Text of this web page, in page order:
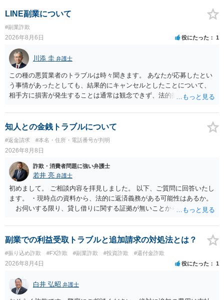
LINE副業について
#副業詐欺
2026年8月6日 役にたった 1
川添 圭 弁護士
この種の悪質業者のトラブルは時々聞きます。 あなたが応募したとい
う事情があったとしても、結果的にキャンセルとしたことについて、
相手方に損害が発生することは通常は観念できず、法的措置を採って
ず、最寄りの消費生活センターへ相談し、連絡を無視してよいかどう
かのアドバイスを受けられることをお勧めします。しつこいようであ
れば、弁護士へ依頼して警告してもらうことも必要になるかもしれま
せん。
知人との金銭トラブルについて
#返金請求 #本名・住所・電話番号が判明
2026年8月8日
詐欺・消費者問題に強い弁護士
若井 亮 弁護士
初めまして。 ご相談内容を拝見しました。 以下、ご質問に回答いたし
ます。 ・現時点の資料から、法的に返済義務がある可能性はあるか。
お伺いする限り、貸し借りに関する証拠が無いことから、相手方が
主張や現在の資料を踏まえ、今後どのように対応するのが適切か。
贈与か消費貸借かの争いにおいては、様々な圧力をかけて回収をしよ
うとするケースも散見されます。 ご自身での対応に窮するようであ
れば、代理人を立てることもご検討ください。 ・相手へ送る回答文に
ついてアドバイスをいただけるか。 具体的な回答内容については、
一般的に無料法律相談での対応外になろうかと思います。 法律事務
所にご連絡いただき、対応の可否や費用をご確認ください。
副業での利益受取トラブルと追加請求の対処法とは？
#振り込め詐欺 #FX詐欺 #副業詐欺 #投資詐欺 #還付金詐欺
2026年8月4日 役にたった 1
白井 弘昭 弁護士